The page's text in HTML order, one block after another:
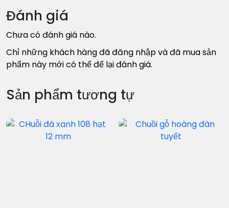
Đánh giá
Chưa có đánh giá nào.
Chỉ những khách hàng đã đăng nhập và đã mua sản
phẩm này mới có thể để lại đánh giá.
Sản phẩm tương tự